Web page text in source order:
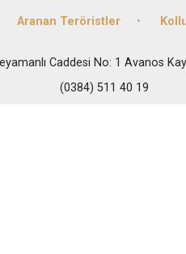
Aranan Teröristler
Caddesi No: 1 Avanos
(0384) 511 40 19